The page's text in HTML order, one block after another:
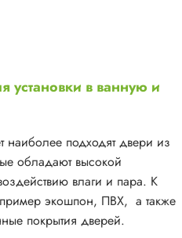
установки в ванную и
наиболее подходят двери из
обладают высокой
влаги и пара. К
экошпон, ПВХ, а также
покрытия дверей.